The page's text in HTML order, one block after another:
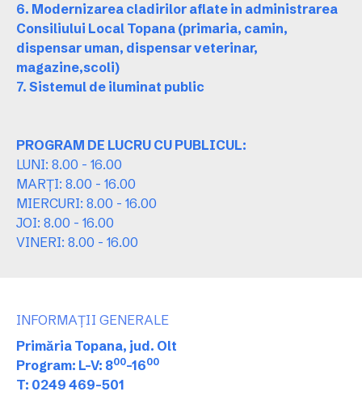
6. Modernizarea cladirilor aflate in administrarea
Consiliului Local Topana (primaria, camin,
dispensar uman, dispensar veterinar,
magazine,scoli)
7. Sistemul de iluminat public
PROGRAM DE LUCRU CU PUBLICUL:
LUNI: 8.00 - 16.00
MARȚI: 8.00 - 16.00
MIERCURI: 8.00 - 16.00
JOI: 8.00 - 16.00
VINERI: 8.00 - 16.00
INFORMAȚII GENERALE
Primăria Topana, jud. Olt
Program: L-V: 800-1600
T: 0249 469-501